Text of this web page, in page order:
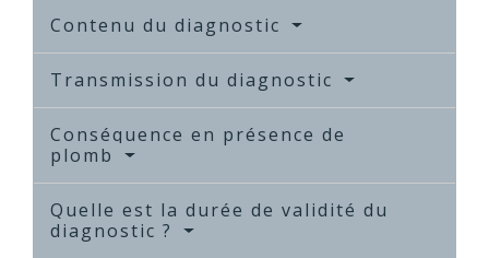
Contenu du diagnostic
Transmission du diagnostic
Conséquence en présence de
plomb
Quelle est la durée de validité du
diagnostic ?